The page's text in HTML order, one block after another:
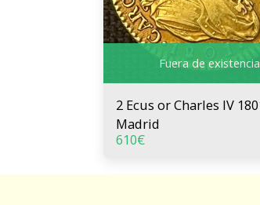
Fuera de existencia
2 Ecus or Charles IV 1801
Madrid
610€